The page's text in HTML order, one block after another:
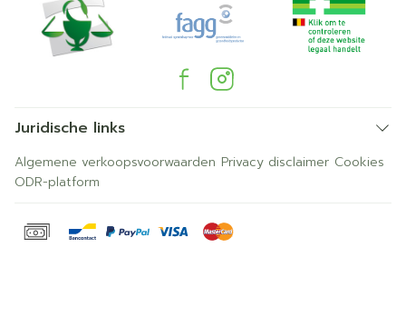
Juridische links
Algemene verkoopsvoorwaarden Privacy disclaimer Cookies
ODR-platform